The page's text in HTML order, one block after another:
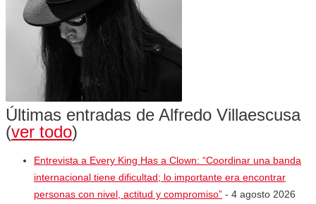
Últimas entradas de Alfredo Villaescusa
(ver todo)
Entrevista a Every King Has a Clown: “Coordinar una banda
internacional tiene dificultad; lo importante era encontrar
personas con nivel, actitud y compromiso” - 4 agosto 2026